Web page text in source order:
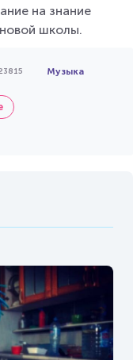
на знание
школы.
Музыка